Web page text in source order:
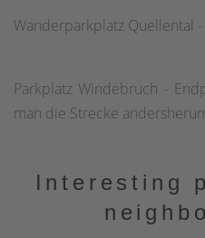
Wanderparkplatz Quellental
Parkplatz Windebruch -
man die Strecke
Interesting